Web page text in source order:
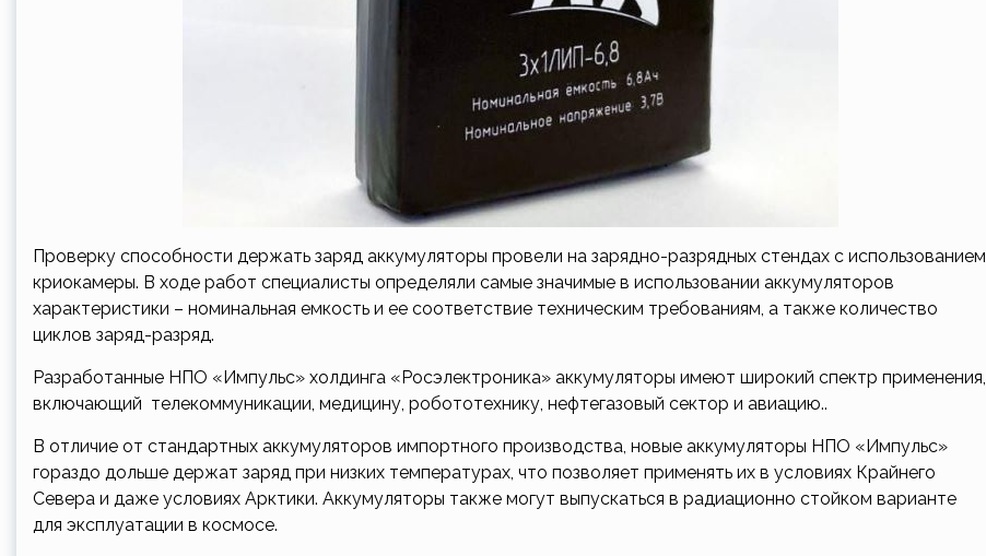
Проверку способности держать заряд аккумуляторы провели на зарядно-разрядных стендах с использованием
криокамеры. В ходе работ специалисты определяли самые значимые в использовании аккумуляторов
характеристики – номинальная емкость и ее соответствие техническим требованиям, а также количество
циклов заряд-разряд.
Разработанные НПО «Импульс» холдинга «Росэлектроника» аккумуляторы имеют широкий спектр применения,
включающий телекоммуникации, медицину, робототехнику, нефтегазовый сектор и авиацию..
В отличие от стандартных аккумуляторов импортного производства, новые аккумуляторы НПО «Импульс»
гораздо дольше держат заряд при низких температурах, что позволяет применять их в условиях Крайнего
Севера и даже условиях Арктики. Аккумуляторы также могут выпускаться в радиационно стойком варианте
для эксплуатации в космосе.